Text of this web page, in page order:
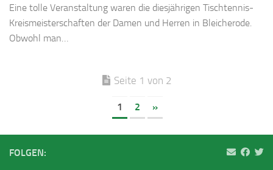
Eine tolle Veranstaltung waren die diesjährigen Tischtennis-
Kreismeisterschaften der Damen und Herren in Bleicherode.
Obwohl man…
Seite 1 von 2
1 2 »
FOLGEN: